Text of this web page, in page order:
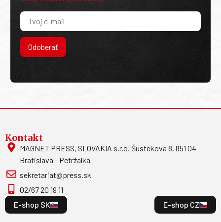
Odoberať
Kontakt
MAGNET PRESS, SLOVAKIA s.r.o. Šustekova 8, 851 04
Bratislava - Petržalka
sekretariat@press.sk
02/67 20 19 11
E-shop SK
E-shop CZ